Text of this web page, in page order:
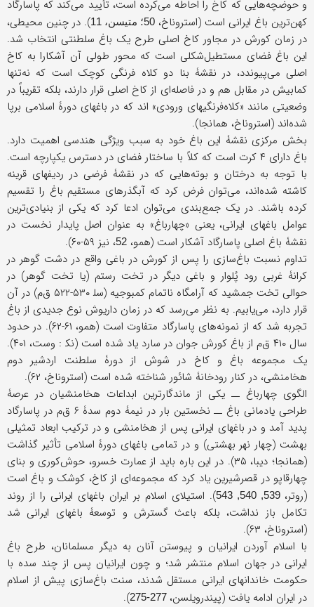
و حوضچه‌هایی که کاخ را احاطه می‌کرده است، تأیید می‌کند که پاسارگاد
کهن‌ترین باغ ایرانی است (استروناخ، 50؛ متیسن، 11
). در چنین محیطی،
در زمان کورش در مجاور کاخ اصلی طرح یک باغ سلطنتی انتخاب شد.
این باغ فضای مستطیل‌شکلی است که محور طولی آن آشکارا به کاخ
اصلی می‌پیوندد، در نقشۀ بنا دو کلاه فرنگی کوچک است که نه‌تنها
کمابیش در مقابل هم و در فاصله‌ای از کاخ اصلی قرار دارند، بلکه تقریباً در
وضعیتی مانند «کلاه‌فرنگیهای ورودی» اند که در باغهای دورۀ اسلامی برپا
شده‌اند (استروناخ، همانجا).
بخش مرکزی نقشۀ این باغ خود به سبب ویژگی هندسی اهمیت دارد.
باغ دارای ۴ کرت است که کلاً با ساختار فضای در دسترس یکپارچه است.
با توجه به درختان و بوته‌هایی که در نقشۀ فرضی در ردیفهای قرینه
کاشته شده‌اند، می‌توان فرض کرد که آبگذرهای مستقیم باغ را تقسیم
کرده ‌باشند. در یک جمع‌بندی می‌توان ادعا کرد که یکی از بنیادی‌ترین
عوامل باغهای ایرانی، یعنی «چهارباغ» به عنوان اصل پایدار نخست در
نقشۀ باغ اصلی پاسارگاد آشکار است (همو، 52، نیز ۵۹-۶۰).
تداوم نسبت باغ‌سازی را پس از کورش در باغی واقع در دشت گوهر در
کرانۀ غربی رود پُلوار و باغی دیگر در تخت رستم (یا تخت گوهر) در
حوالی تخت جمشید که آرامگاه ناتمام کمبوجیه (ﺳﻠ ۵۳۰-۵۲۲ ق‌م) در آن
قرار دارد، می‌یابیم. به نظر می‌رسد که در زمان داریوش نوع جدیدی از باغ
تجربه شد که از نمونه‌های پاسارگاد متفاوت است (همو، ۶۱-۶۲). در حدود
سال ۴۱۰ ق‌م از باغ کورش جوان در سارد یاد شده است (ﻧﻜ : وست، ۴۰۱).
یک مجموعه باغ و کاخ در شوش از دورۀ سلطنت اردشیر دوم
هخامنشی، در کنار رودخانۀ شائور شناخته شده است (استروناخ، ۶۲).
الگوی چهارباغ ــ یکی از ماندگارترین ابداعات هخامنشیان در عرصۀ
طراحی یادمانی باغ ــ نخستین بار در نیمۀ دوم سدۀ ۶ ق‌م در پاسارگاد
پدید آمد و در باغهای ایرانی پس از هخامنشی و در ترکیب ابعاد تمثیلی
بهشت (چهار نهر بهشتی) و در تمامی باغهای دورۀ اسلامی تأثیر گذاشت
(همانجا؛ دیبا، ۳۵). در این باره باید از عمارت خسرو، حوش‌کوری و بنای
چهارقاپو در قصرشیرین یاد کرد که مجموعه‌ای از کاخ، کوشک و باغ است
(روتر،
). استیلای اسلام بر ایران باغهای ایرانی را از روند
تکامل باز نداشت، بلکه باعث گسترش و توسعۀ باغهای ایرانی شد
(استروناخ، ۶۳).
با اسلام آوردن ایرانیان و پیوستن آنان به دیگر مسلمانان، طرح باغ
ایرانی در جهان اسلام منتشر شد؛ و چون ایرانیان پس از چند سده با
حکومت خاندانهای ایرانی مستقل شدند، سنت باغ‌سازی پیش از اسلام
در ایران ادامه یافت (پیندرویلسن،
).